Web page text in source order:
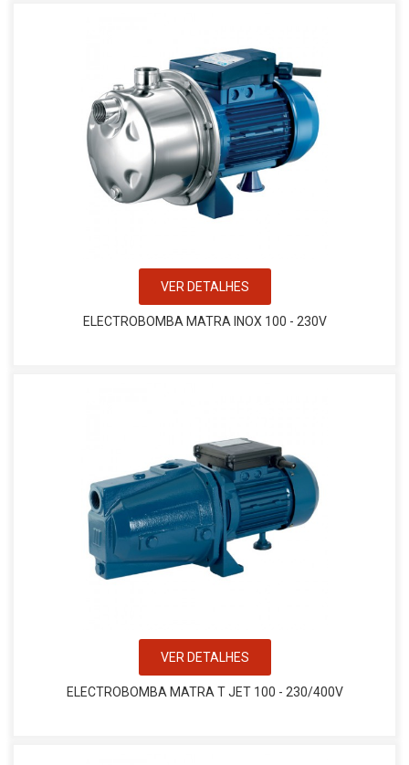
VER DETALHES
ELECTROBOMBA MATRA INOX 100 - 230V
VER DETALHES
ELECTROBOMBA MATRA T JET 100 - 230/400V